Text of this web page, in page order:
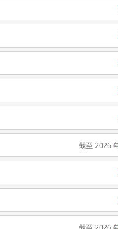
截至 2026